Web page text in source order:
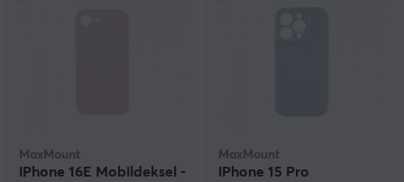
MaxMount
iPhone 16E Mobildeksel -
MaxMount
iPhone 15 Pro